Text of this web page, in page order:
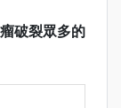
破裂眾多的